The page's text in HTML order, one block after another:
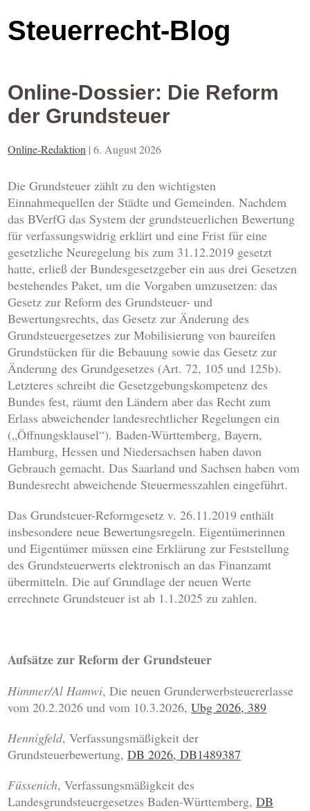
Steuerrecht-Blog
Online-Dossier: Die Reform
der Grundsteuer
Online-Redaktion |6. August 2026
Die Grundsteuer zählt zu den wichtigsten
Einnahmequellen der Städte und Gemeinden. Nachdem
das BVerfG das System der grundsteuerlichen Bewertung
für verfassungswidrig erklärt und eine Frist für eine
gesetzliche Neuregelung bis zum 31.12.2019 gesetzt
hatte, erließ der Bundesgesetzgeber ein aus drei Gesetzen
bestehendes Paket, um die Vorgaben umzusetzen: das
Gesetz zur Reform des Grundsteuer- und
Bewertungsrechts, das Gesetz zur Änderung des
Grundsteuergesetzes zur Mobilisierung von baureifen
Grundstücken für die Bebauung sowie das Gesetz zur
Änderung des Grundgesetzes (Art. 72, 105 und 125b).
Letzteres schreibt die Gesetzgebungskompetenz des
Bundes fest, räumt den Ländern aber das Recht zum
Erlass abweichender landesrechtlicher Regelungen ein
(„Öffnungsklausel“). Baden-Württemberg, Bayern,
Hamburg, Hessen und Niedersachsen haben davon
Gebrauch gemacht. Das Saarland und Sachsen haben vom
Bundesrecht abweichende Steuermesszahlen eingeführt.
Das Grundsteuer-Reformgesetz v. 26.11.2019 enthält
insbesondere neue Bewertungsregeln. Eigentümerinnen
und Eigentümer müssen eine Erklärung zur Feststellung
des Grundsteuerwerts elektronisch an das Finanzamt
übermitteln. Die auf Grundlage der neuen Werte
errechnete Grundsteuer ist ab 1.1.2025 zu zahlen.
Aufsätze zur Reform der Grundsteuer
Himmer/Al Hamwi, Die neuen Grunderwerbsteuererlasse
vom 20.2.2026 und vom 10.3.2026,Ubg 2026, 389
Hennigfeld, Verfassungsmäßigkeit der
Grundsteuerbewertung,DB 2026, DB1489387
Füssenich, Verfassungsmäßigkeit des
Landesgrundsteuergesetzes Baden-Württemberg,DB